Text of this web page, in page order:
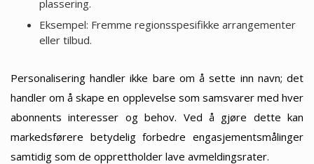
plassering.
Eksempel: Fremme regionsspesifikke arrangementer
eller tilbud.
Personalisering handler ikke bare om å sette inn navn; det
handler om å skape en opplevelse som samsvarer med hver
abonnents interesser og behov. Ved å gjøre dette kan
markedsførere betydelig forbedre engasjementsmålinger
samtidig som de opprettholder lave avmeldingsrater.